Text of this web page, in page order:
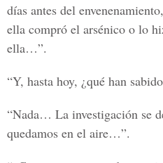
días antes del
ella compró el arsénico o lo
ella…”.
“Y, hasta hoy, ¿qué han
“Nada… La investigación se
quedamos en el aire…”.